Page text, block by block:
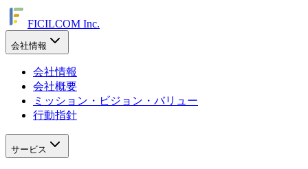
FICILCOM Inc.
会社情報
会社情報
会社概要
ミッション・ビジョン・バリュー
行動指針
サービス